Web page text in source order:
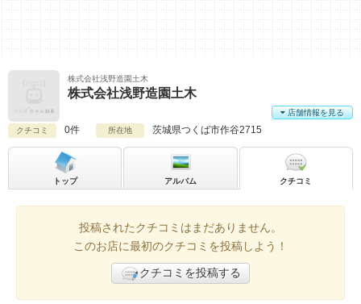
株式会社浅野造園土木
株式会社浅野造園土木
クチコミ 0件 所在地 茨城県つくば市作谷2715
店舗情報を見る
トップ アルバム クチコミ
投稿されたクチコミはまだありません。
このお店に最初のクチコミを投稿しよう！
クチコミを投稿する